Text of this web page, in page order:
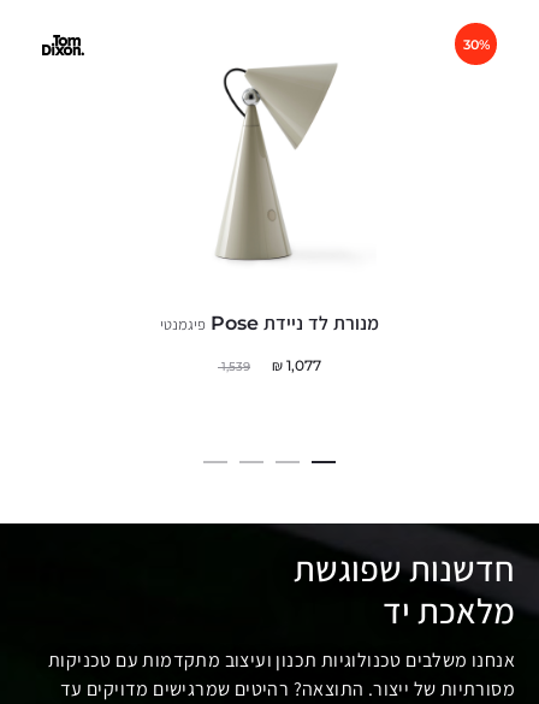
מנורת לד ניידת Pose פיגמנטי
1,539
שפוגשת
יד
משלבים טכנולוגיות תכנון ועיצוב מתקדמות עם טכניקות
של ייצור. התוצאה? רהיטים שמרגישים מדויקים עד